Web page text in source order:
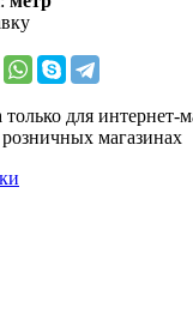
для интернет-
магазинах